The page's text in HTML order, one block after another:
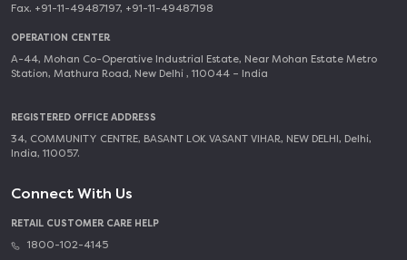
Fax. +91-11-49487197, +91-11-49487198
OPERATION CENTER
A-44, Mohan Co-Operative Industrial Estate, Near Mohan Estate Metro
Station, Mathura Road, New Delhi , 110044 – India
REGISTERED OFFICE ADDRESS
34, COMMUNITY CENTRE, BASANT LOK VASANT VIHAR, NEW DELHI, Delhi,
India, 110057.
Connect With Us
RETAIL CUSTOMER CARE HELP
1800-102-4145